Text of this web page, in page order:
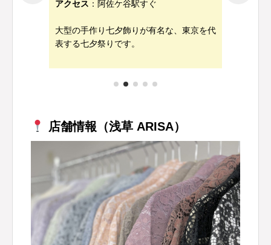
アクセス ：阿佐ケ谷駅すぐ
大型の手作り七夕飾りが有名な、東京を代
表する七夕祭りです。
店舗情報（浅草 ARISA）